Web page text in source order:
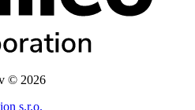
© 2026
s.r.o.